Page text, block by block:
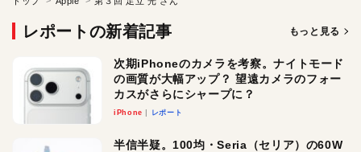
レポートの新着記事 もっと見る
次期iPhoneのカメラを考察。ナイトモード
の画質が大幅アップ？ 望遠カメラのフォー
カスがさらにシャープに？
iPhone レポート
半信半疑。100均・Seria（セリア）の60W